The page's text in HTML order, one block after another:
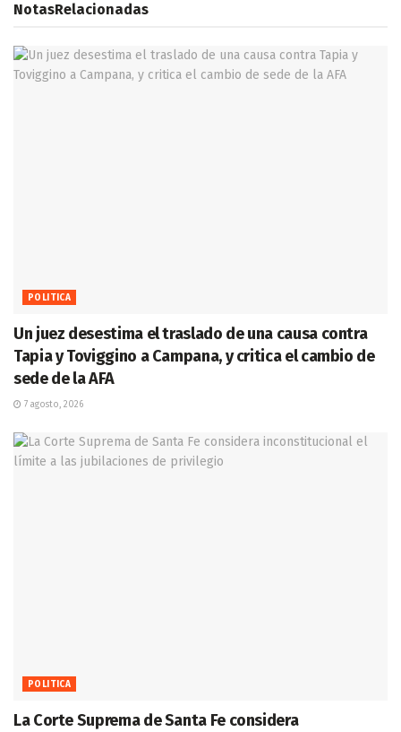
NotasRelacionadas
POLITICA
Un juez desestima el traslado de una causa contra
Tapia y Toviggino a Campana, y critica el cambio de
sede de la AFA
7 agosto, 2026
POLITICA
La Corte Suprema de Santa Fe considera